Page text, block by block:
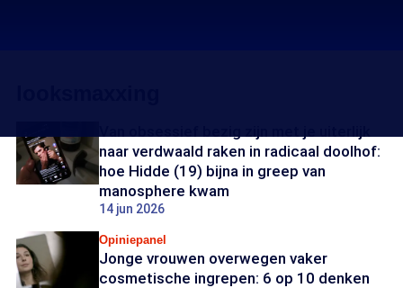
naar verdwaald raken in radicaal doolhof:
hoe Hidde (19) bijna in greep van
manosphere kwam
14 jun 2026
Opiniepanel
Jonge vrouwen overwegen vaker
cosmetische ingrepen: 6 op 10 denken